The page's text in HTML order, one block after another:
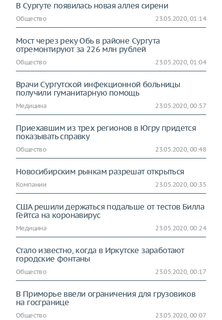
В Сургуте появилась новая аллея сирени
Общество 23.05.2020, 01:14
Мост через реку Обь в районе Сургута
отремонтируют за 226 млн рублей
Общество 23.05.2020, 01:04
Врачи Сургутской инфекционной больницы
получили гуманитарную помощь
Медицина 23.05.2020, 00:57
Приехавшим из трех регионов в Югру придется
показывать справку
Общество 23.05.2020, 00:48
Новосибирским рынкам разрешат открыться
Компании 23.05.2020, 00:35
США решили держаться подальше от тестов Билла
Гейтса на коронавирус
Медицина 23.05.2020, 00:24
Стало известно, когда в Иркутске заработают
городские фонтаны
Общество 23.05.2020, 00:17
В Приморье ввели ограничения для грузовиков
на госгранице
Общество 23.05.2020, 00:07